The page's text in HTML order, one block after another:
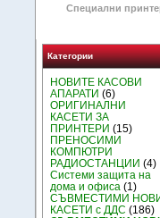
Специални
Категории
НОВИТЕ КАСОВИ
АПАРАТИ (6)
ОРИГИНАЛНИ
КАСЕТИ ЗА
ПРИНТЕРИ (15)
ПРЕНОСИМИ
КОМПЮТРИ
РАДИОСТАНЦИИ (4)
Системи защита на
дома и офиса (1)
СЪВМЕСТИМИ
КАСЕТИ с ДДС (186)